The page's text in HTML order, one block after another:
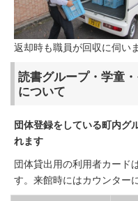
返却時も職員が回収に伺い
読書グループ・学童
について
団体登録をしている町内グ
れます
団体貸出用の利用者カード
す。来館時にはカウンター